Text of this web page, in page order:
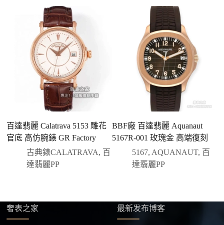
們會先幫您確認版本與實際價格。
二、確認款式與價格
客服會與您確認品牌、尺寸、顏色、配件等細節，如
有現貨會直接幫您預留；若需要排單，我們也會事先
說明大約出貨時間。
三、安排付款方式
您可以選擇先付少量訂金預留貨品，餘款在出貨
前或收到實拍照片後再支付；也可以一次性全額
付款，我們會在原有價格基礎上盡量幫您爭取更
優惠的方案。部分地區可協助安排較安全的到付
方式，具體以當下說明為準。
四、填寫收件資料與出貨
供最新物流資訊與查件連結。
百達翡麗 Calatrava 5153 雕花
官底 高仿腕錶 GR Factory
古典錶CALATRAVA, 百
達翡麗PP
BBF廠 百達翡麗 Aquanaut
5167R-001 玫瑰金 高端復刻
5167, AQUANAUT, 百
達翡麗PP
奢表之家 最新发布博客